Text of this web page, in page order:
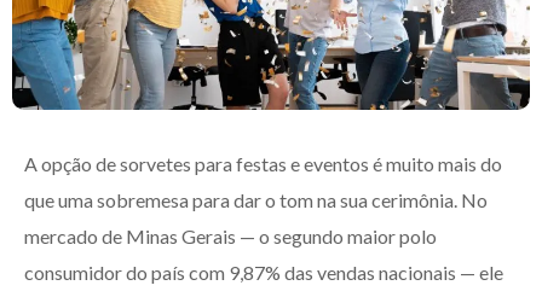
A opção de sorvetes para festas e eventos é muito mais do
que uma sobremesa para dar o tom na sua cerimônia. No
mercado de Minas Gerais — o segundo maior polo
consumidor do país com 9,87% das vendas nacionais — ele